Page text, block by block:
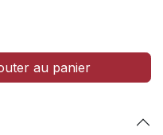
au panier